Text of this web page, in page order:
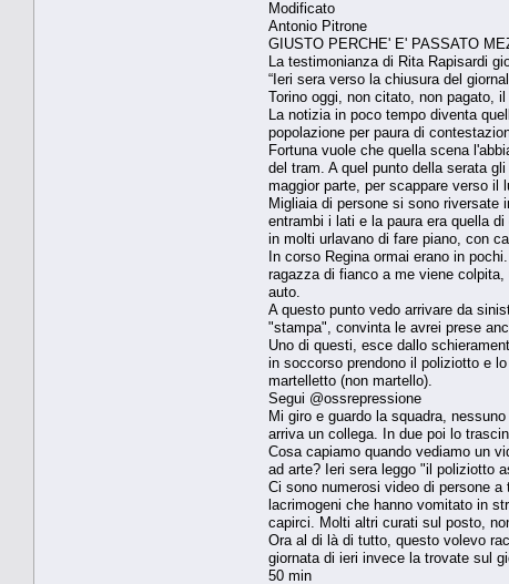
Modificato
Antonio Pitrone
GIUSTO PERCHE' E' PASSATO
La testimonianza di Rita Rapisardi
“Ieri sera verso la chiusura del
Torino oggi, non citato, non pagato,
La notizia in poco tempo diventa
popolazione per paura di
Fortuna vuole che quella scena
del tram. A quel punto della serata
maggior parte, per scappare verso il
Migliaia di persone si sono riversate
entrambi i lati e la paura era quella
in molti urlavano di fare piano, con
In corso Regina ormai erano in
ragazza di fianco a me viene
auto.
A questo punto vedo arrivare da
"stampa", convinta le avrei prese
Uno di questi, esce dallo
in soccorso prendono il poliziotto e
martelletto (non martello).
Segui @ossrepressione
Mi giro e guardo la squadra,
arriva un collega. In due poi lo
Cosa capiamo quando vediamo un
ad arte? Ieri sera leggo "il poliziotto
Ci sono numerosi video di persone
lacrimogeni che hanno vomitato in
capirci. Molti altri curati sul posto,
Ora al di là di tutto, questo volevo
giornata di ieri invece la trovate sul
50 min